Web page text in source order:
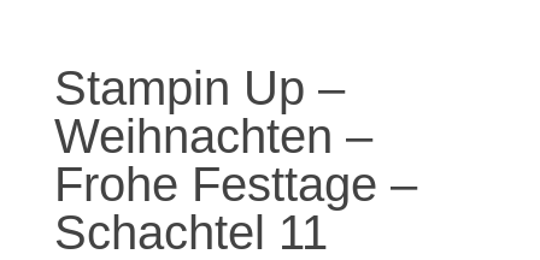
Stampin Up –
Weihnachten –
Frohe Festtage –
Schachtel 11